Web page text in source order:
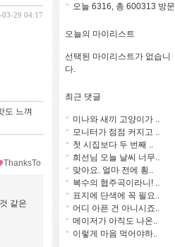
29 04:17
도 느껴
ThanksTo
같은
오늘 6316, 총 600313 방문
오늘의 마이리스트
선택된 마이리스트가 없습니
다.
최근 댓글
미나와 새끼 고양이가 ..
모니터가 점점 커지고 ..
첫 시집보다 두 번째 ..
희선님 오늘 날씨 너무..
맞아요. 얼마 전에 횡..
복수의 협주곡이라니! ..
표지에 단색에 꼭 필요..
어디 아픈 건 아니시죠..
메이저가 아직도 나온..
이렇게 마음 먹어야하..